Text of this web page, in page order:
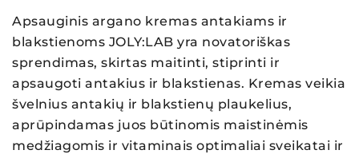
Apsauginis argano kremas antakiams ir
blakstienoms JOLY:LAB yra novatoriškas
sprendimas, skirtas maitinti, stiprinti ir
apsaugoti antakius ir blakstienas. Kremas veikia
švelnius antakių ir blakstienų plaukelius,
aprūpindamas juos būtinomis maistinėmis
medžiagomis ir vitaminais optimaliai sveikatai ir